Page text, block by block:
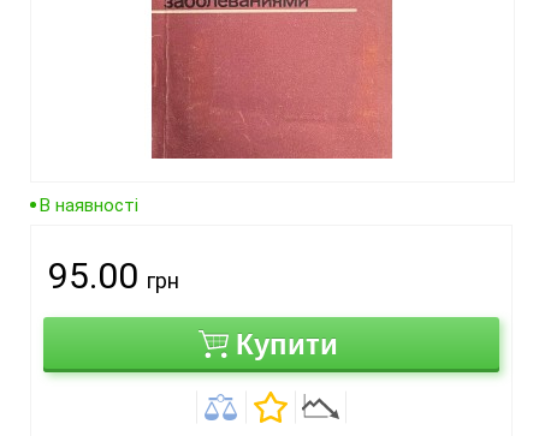
В наявності
95.00 грн
Купити